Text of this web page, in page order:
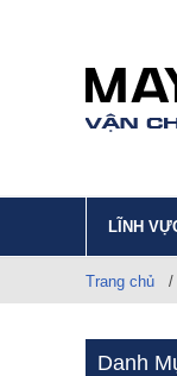
LĨNH
Trang chủ /
Danh